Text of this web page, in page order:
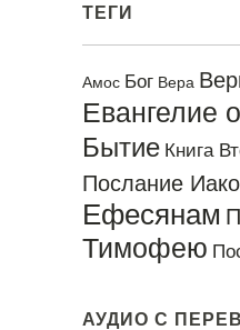
ТЕГИ
Амос Бог Вера
Евангелие
Бытие Книга
Послание
Ефесянам
Тимофею
АУДИО С